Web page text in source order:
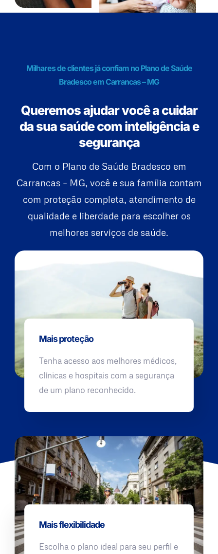
Milhares de clientes já confiam no Plano de Saúde
Bradesco em Carrancas – MG
Queremos ajudar você a cuidar
da sua saúde com inteligência e
segurança
Com o Plano de Saúde Bradesco em
Carrancas – MG, você e sua família contam
com proteção completa, atendimento de
qualidade e liberdade para escolher os
melhores serviços de saúde.
Mais proteção
Tenha acesso aos melhores médicos,
clínicas e hospitais com a segurança
de um plano reconhecido.
Mais flexibilidade
Escolha o plano ideal para seu perfil e